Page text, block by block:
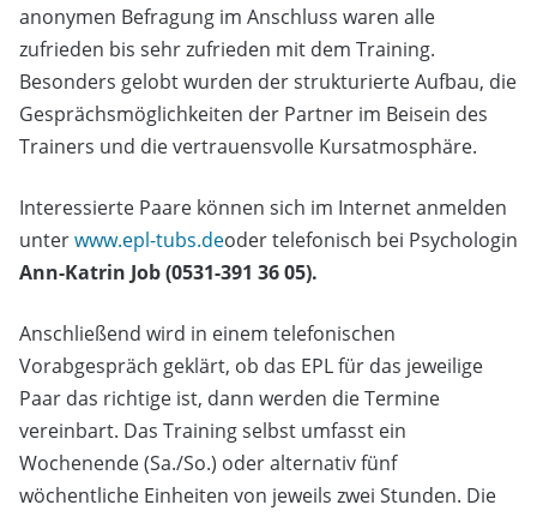
anonymen Befragung im Anschluss waren alle
zufrieden bis sehr zufrieden mit dem Training.
Besonders gelobt wurden der strukturierte Aufbau, die
Gesprächsmöglichkeiten der Partner im Beisein des
Trainers und die vertrauensvolle Kursatmosphäre.
Interessierte Paare können sich im Internet anmelden
unterwww.epl-tubs.deoder telefonisch bei Psychologin
Ann-Katrin Job (0531-391 36 05).
Anschließend wird in einem telefonischen
Vorabgespräch geklärt, ob das EPL für das jeweilige
Paar das richtige ist, dann werden die Termine
vereinbart. Das Training selbst umfasst ein
Wochenende (Sa./So.) oder alternativ fünf
wöchentliche Einheiten von jeweils zwei Stunden. Die